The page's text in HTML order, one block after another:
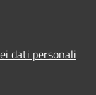
dati personali